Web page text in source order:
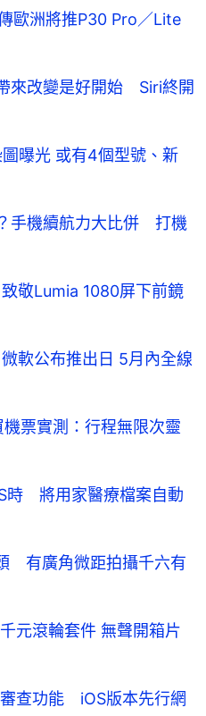
歐洲將推P30 Pro／Lite
來改變是好開始 Siri終開
曝光 或有4個型號、新
手機續航力大比併 打機
敬Lumia 1080屏下前鏡
軟公布推出日 5月內全線
票實測：行程無限次靈
時 將用家醫療檔案自動
有廣角微距拍攝千六有
元滾輪套件 無聲開箱片
查功能 iOS版本先行網